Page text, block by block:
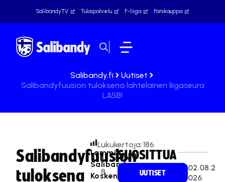
SalibandyTV Tulospalvelu F-liiga Fanikauppa
Salibandy.fi
Uutiset
Salibandyfuusion tuloksena lahtelainen liigaseura
LASB!
Salibandyfuusion
tuloksena
1
8
Lukukertoja:186
Lammin
Salibandy,
Kosken
SUOSITTUA
UUTISET
02.08.2
026